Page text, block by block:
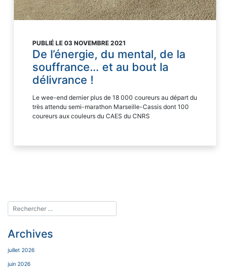
PUBLIÉ LE 03 NOVEMBRE 2021
De l’énergie, du mental, de la
souffrance… et au bout la
délivrance !
Le wee-end dernier plus de 18 000 coureurs au départ du
très attendu semi-marathon Marseille-Cassis dont 100
coureurs aux couleurs du CAES du CNRS
Archives
juillet 2026
juin 2026